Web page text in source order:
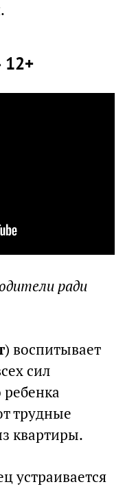
12+
ради
) воспитывает
сил
ребенка
трудные
квартиры.
устраивается